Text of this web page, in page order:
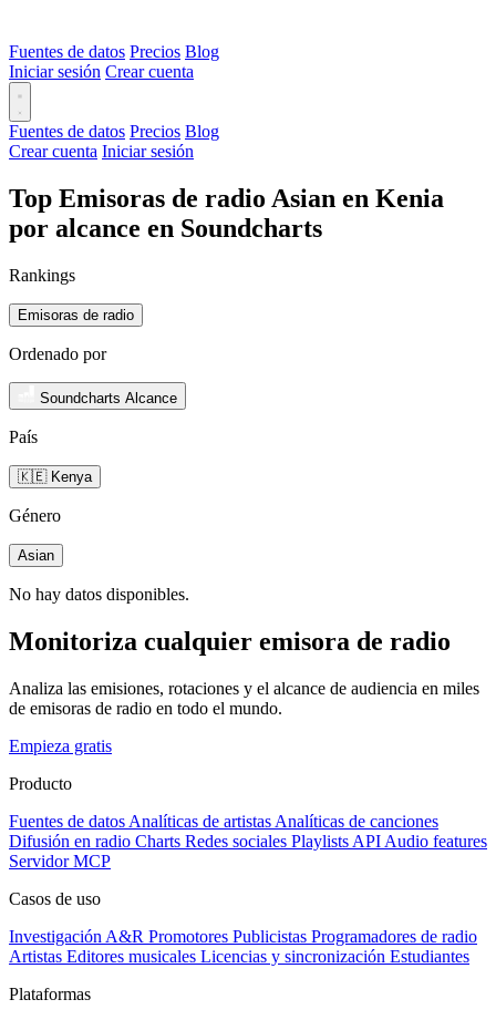
Fuentes de datos Precios Blog
Iniciar sesión Crear cuenta
Fuentes de datos Precios Blog
Crear cuenta Iniciar sesión
Top Emisoras de radio Asian en Kenia
por alcance en Soundcharts
Rankings
Emisoras de radio
Ordenado por
Soundcharts Alcance
País
🇰🇪 Kenya
Género
Asian
No hay datos disponibles.
Monitoriza cualquier emisora de radio
Analiza las emisiones, rotaciones y el alcance de audiencia en miles
de emisoras de radio en todo el mundo.
Empieza gratis
Producto
Fuentes de datos Analíticas de artistas Analíticas de canciones
Difusión en radio Charts Redes sociales Playlists API Audio features
Servidor MCP
Casos de uso
Investigación A&R Promotores Publicistas Programadores de radio
Artistas Editores musicales Licencias y sincronización Estudiantes
Plataformas